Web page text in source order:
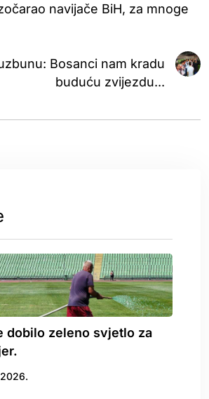
navijače BiH, za mnoge
Bosanci nam kradu
buduću zvijezdu...
dobilo zeleno svjetlo za